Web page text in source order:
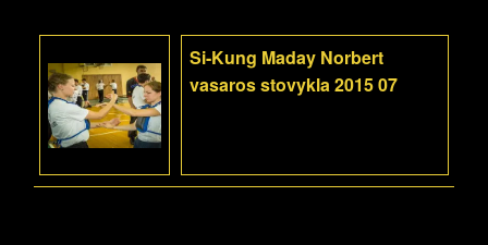
Si-Kung Maday Norbert
vasaros stovykla 2015 07